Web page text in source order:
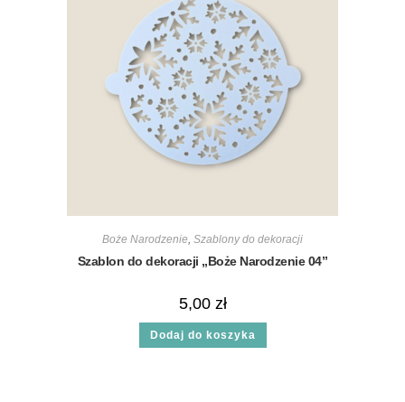
Boże Narodzenie, Szablony do dekoracji
Szablon do dekoracji „Boże Narodzenie 04”
5,00 zł
Dodaj do koszyka